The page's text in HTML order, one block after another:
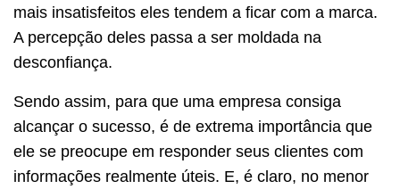
mais insatisfeitos eles tendem a ficar com a marca.
A percepção deles passa a ser moldada na
desconfiança.
Sendo assim, para que uma empresa consiga
alcançar o sucesso, é de extrema importância que
ele se preocupe em responder seus clientes com
informações realmente úteis. E, é claro, no menor